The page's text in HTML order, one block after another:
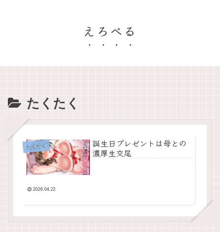
えろべる
たくたく
たくたく
誕生日プレゼントは母との
濃厚生交尾
2026.04.22